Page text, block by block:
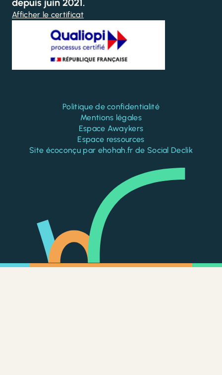
depuis juin 2021.
Afficher le certificat
Politique de confidentialité
Mentions légales
Espace Awaykers
Espace ressources
Site écoconçu par ehohah.fr de Social Declik